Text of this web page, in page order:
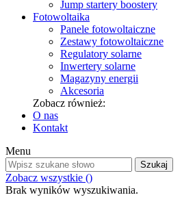
Jump startery boostery
Fotowoltaika
Panele fotowoltaiczne
Zestawy fotowoltaiczne
Regulatory solarne
Inwertery solarne
Magazyny energii
Akcesoria
Zobacz również:
O nas
Kontakt
Menu
Szukaj
Zobacz wszystkie ()
Brak wyników wyszukiwania.